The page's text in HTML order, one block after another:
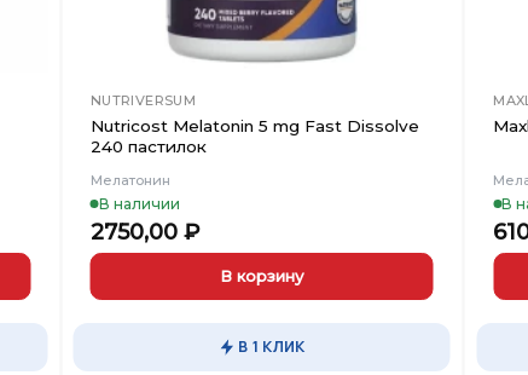
NUTRIVERSUM
Nutricost Melatonin 5 mg Fast Dissolve
240 пастилок
Мелатонин
В наличии
2750,00 ₽
В корзину
В 1 КЛИК
В